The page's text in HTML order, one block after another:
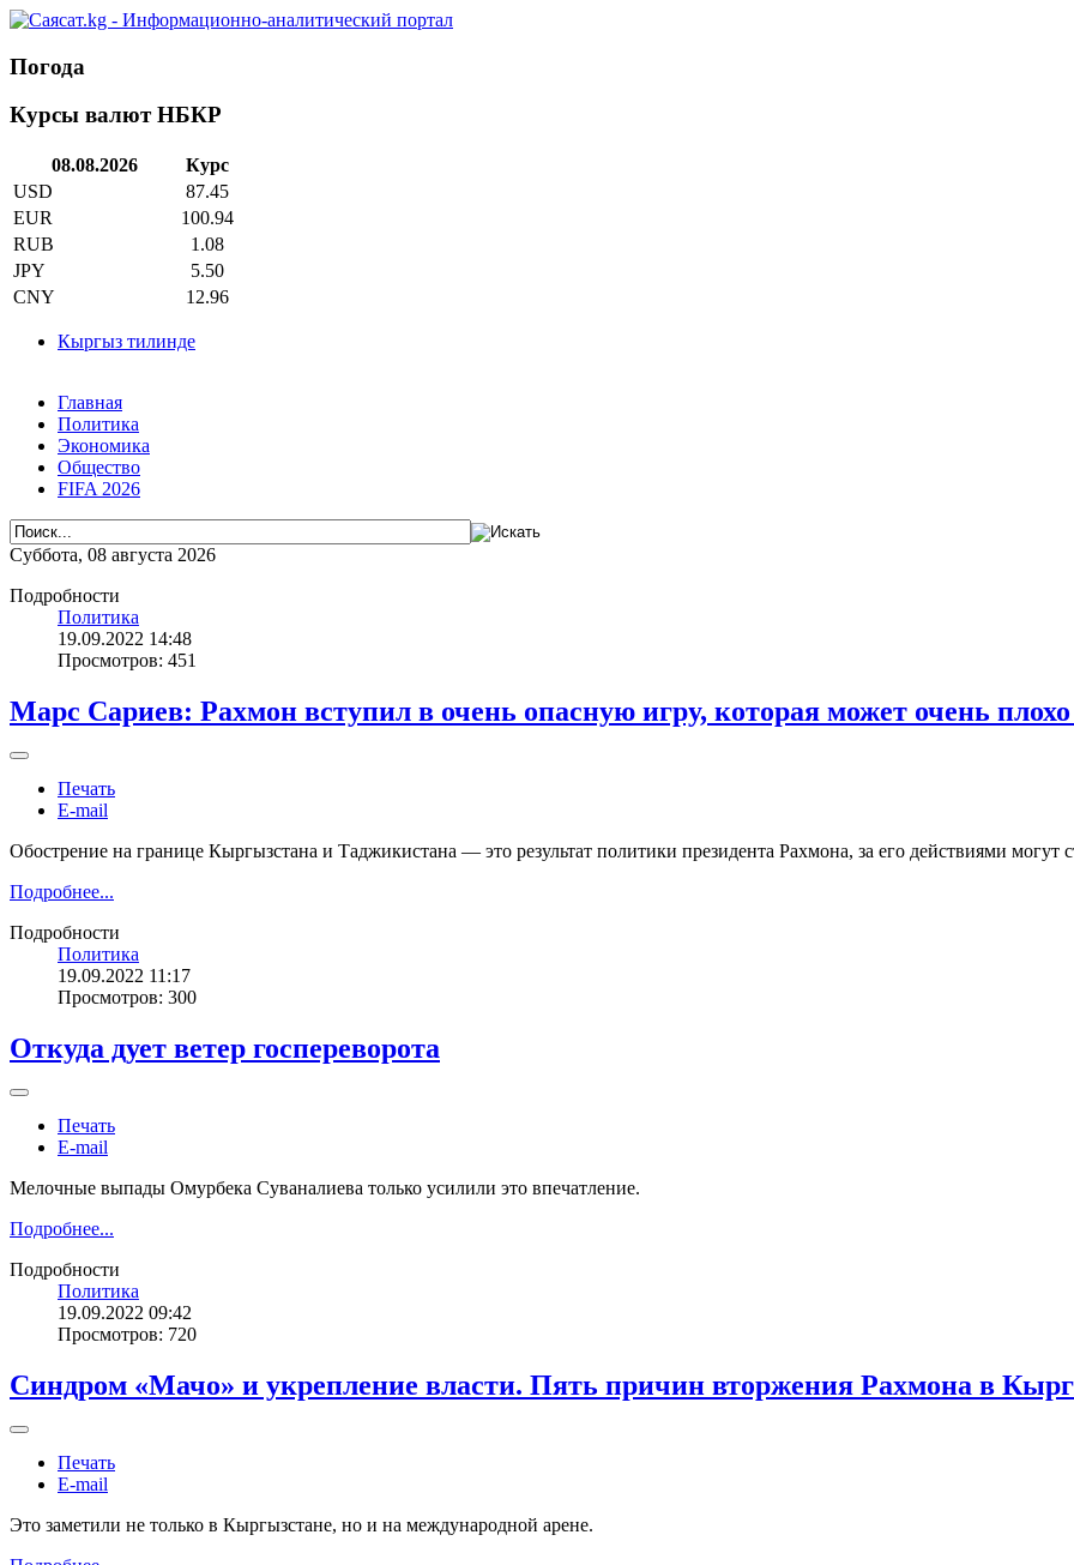
Погода
Курсы валют НБКР
08.08.2026
Курс
USD
87.45
EUR
100.94
RUB
1.08
JPY
5.50
CNY
12.96
Кыргыз тилинде
Главная
Политика
Экономика
Общество
FIFA 2026
Суббота, 08 августа 2026
Подробности
Политика
19.09.2022 14:48
Просмотров: 451
Марс Сариев: Рахмон вступил в очень опасную игру, которая может очень
Печать
E-mail
Обострение на границе Кыргызстана и Таджикистана — это результат политики президента Рахмона, за его действиями могут
Подробнее...
Подробности
Политика
19.09.2022 11:17
Просмотров: 300
Откуда дует ветер госпереворота
Печать
E-mail
Мелочные выпады Омурбека Суваналиева только усилили это впечатление.
Подробнее...
Подробности
Политика
19.09.2022 09:42
Просмотров: 720
Синдром «Мачо» и укрепление власти. Пять причин вторжения Рахмона в
Печать
E-mail
Это заметили не только в Кыргызстане, но и на международной арене.